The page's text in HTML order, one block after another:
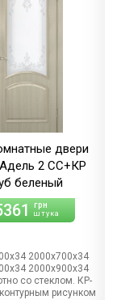
двери
2 СС+КР
беленый
грн
штука
2000х700х34
2000х900х34
со стеклом. КР-
рисунком